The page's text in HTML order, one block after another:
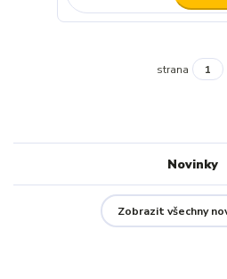
strana
Novinky
Zobrazit všechny